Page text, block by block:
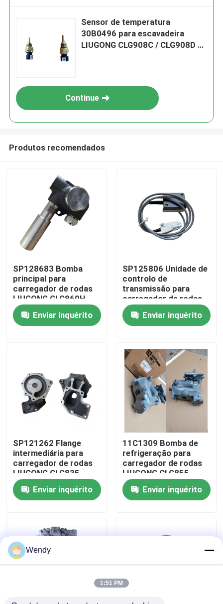
Casa
Vídeos
Sobre nós
Excursão da fábrica
Controle da qualidade
Notícia
Casos
Sensor de temperatura
30B0496 para escavadeira
LIUGONG CLG908C / CLG908D 、
Continue
Produtos recomendados
SP128683 Bomba
principal para
carregador de rodas
LIUGONG CLG860H、
CLG862H、
CLG862N、
CLG870H、CLG888、
Enviar inquérito
SP125806 Unidade de
controlo de
transmissão para
carregador de rodas
LIUGONG CLG855、
CLG856、CLG850H、
ZL50CN、ZL50CNX、
CLG862H、
CLG862N、
CLG870H、CLG888、
CLG890H
Enviar inquérito
SP121262 Flange
intermediária para
carregador de rodas
LIUGONG CLG835、
CLG835H、CLG836、
CLG836H、ZL30E、
CLG855、CLG862H、
Enviar inquérito
11C1309 Bomba de
refrigeração para
carregador de rodas
LIUGONG CLG855、
CLG855N、
CLG855H、CLG856、
CLG850H、CLG860H
Enviar inquérito
Wendy
1:51 PM